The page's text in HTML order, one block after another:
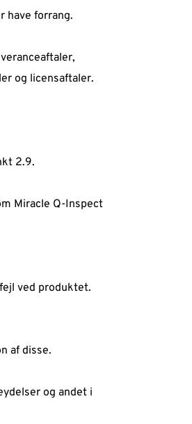
have forrang.
og licensaftaler.
2.9.
Miracle Q-Inspect
ved produktet.
af disse.
og andet i